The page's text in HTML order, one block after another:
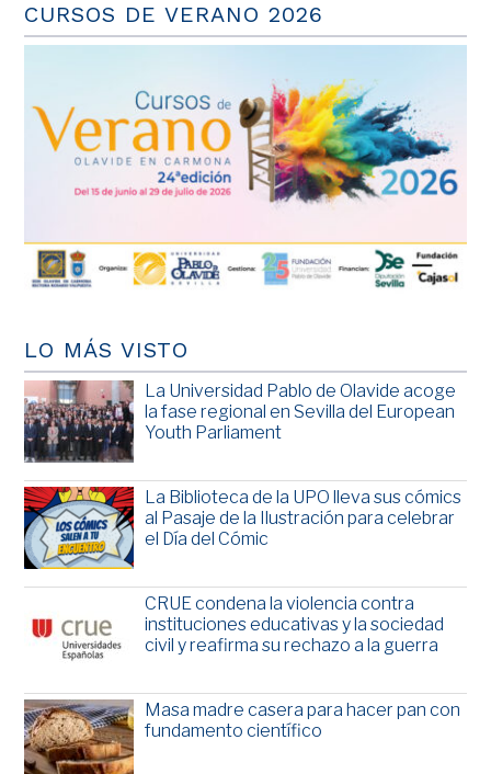
CURSOS DE VERANO 2026
LO MÁS VISTO
La Universidad Pablo de Olavide acoge
la fase regional en Sevilla del European
Youth Parliament
La Biblioteca de la UPO lleva sus cómics
al Pasaje de la Ilustración para celebrar
el Día del Cómic
CRUE condena la violencia contra
instituciones educativas y la sociedad
civil y reafirma su rechazo a la guerra
Masa madre casera para hacer pan con
fundamento científico